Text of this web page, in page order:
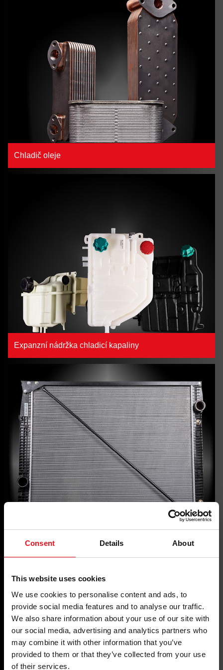
Consent Details About
This website uses cookies
We use cookies to personalise content and ads, to
provide social media features and to analyse our traffic.
We also share information about your use of our site with
our social media, advertising and analytics partners who
may combine it with other information that you’ve
provided to them or that they’ve collected from your use
of their services.
Chladič oleje
Expanzní nádržka chladicí kapaliny